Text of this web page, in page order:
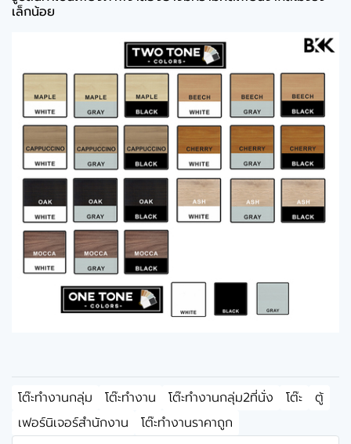
เล็กน้อย
โต๊ะทำงานกลุ่ม โต๊ะทำงาน โต๊ะทำงานกลุ่ม2ที่นั่ง โต๊ะ
ตู้
เฟอร์นิเจอร์สำนักงาน
โต๊ะทำงานราคาถูก